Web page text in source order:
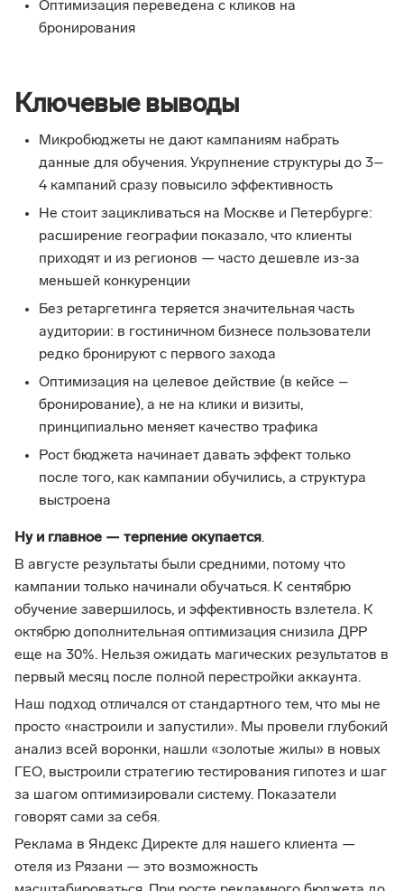
Оптимизация переведена с кликов на
бронирования
Ключевые выводы
Микробюджеты не дают кампаниям набрать
данные для обучения. Укрупнение структуры до 3–
4 кампаний сразу повысило эффективность
Не стоит зацикливаться на Москве и Петербурге:
расширение географии показало, что клиенты
приходят и из регионов — часто дешевле из-за
меньшей конкуренции
Без ретаргетинга теряется значительная часть
аудитории: в гостиничном бизнесе пользователи
редко бронируют с первого захода
Оптимизация на целевое действие (в кейсе –
бронирование), а не на клики и визиты,
принципиально меняет качество трафика
Рост бюджета начинает давать эффект только
после того, как кампании обучились, а структура
выстроена
Ну и главное — терпение окупается.
В августе результаты были средними, потому что
кампании только начинали обучаться. К сентябрю
обучение завершилось, и эффективность взлетела. К
октябрю дополнительная оптимизация снизила ДРР
еще на 30%. Нельзя ожидать магических результатов в
первый месяц после полной перестройки аккаунта.
Наш подход отличался от стандартного тем, что мы не
просто «настроили и запустили». Мы провели глубокий
анализ всей воронки, нашли «золотые жилы» в новых
ГЕО, выстроили стратегию тестирования гипотез и шаг
за шагом оптимизировали систему. Показатели
говорят сами за себя.
Реклама в Яндекс Директе для нашего клиента —
отеля из Рязани — это возможность